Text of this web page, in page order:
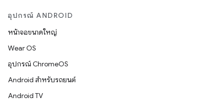
อุปกรณ์ ANDROID
หน้าจอขนาดใหญ่
Wear OS
อุปกรณ์ ChromeOS
Android สำหรับรถยนต์
Android TV